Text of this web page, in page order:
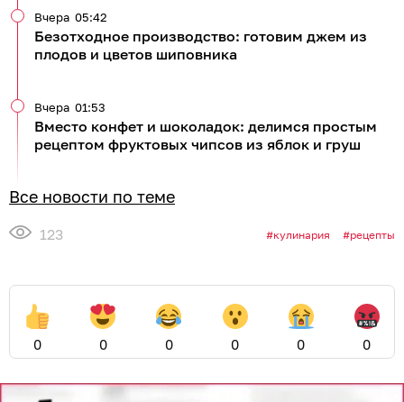
Безотходное производство: готовим джем из
плодов и цветов шиповника
Вчера 05:42
Вместо конфет и шоколадок: делимся простым
рецептом фруктовых чипсов из яблок и груш
Вчера 01:53
Все новости по теме
123 кулинария рецепты
0 0 0 0 0 0